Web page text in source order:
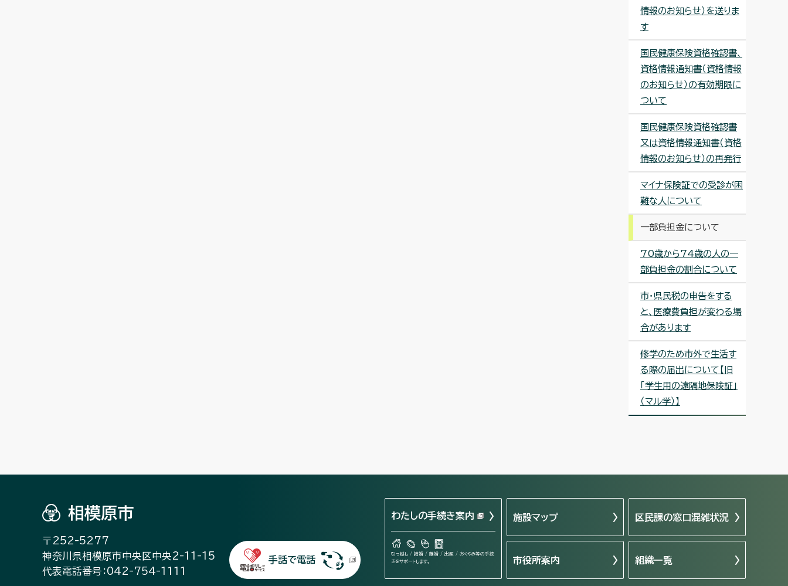
情報のお知らせ）を送りま
す
国民健康保険資格確認書、
資格情報通知書（資格情報
のお知らせ）の有効期限に
ついて
国民健康保険資格確認書
又は資格情報通知書（資格
情報のお知らせ）の再発行
マイナ保険証での受診が困
難な人について
一部負担金について
70歳から74歳の人の一
部負担金の割合について
市・県民税の申告をする
と、医療費負担が変わる場
合があります
修学のため市外で生活す
る際の届出について【旧
「学生用の遠隔地保険証」
（マル学）】
相模原市
〒252-5277
神奈川県相模原市中央区中央2-11-15
代表電話番号：042-754-1111
手話で電話
わたしの手続き案内
引っ越し / 結婚 / 離婚 / 出産 / おくやみ等の手続
きをサポートします。
施設マップ 区民課の窓口混雑状況
市役所案内 組織一覧